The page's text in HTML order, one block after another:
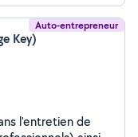
Auto-entrepreneur
Key)
l'entretien de